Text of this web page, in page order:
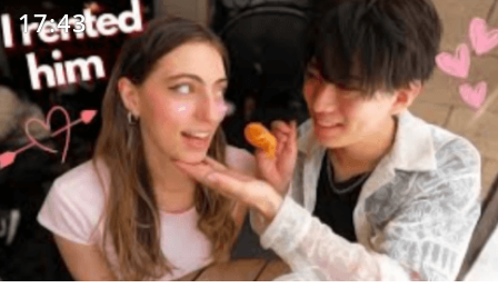
17:43